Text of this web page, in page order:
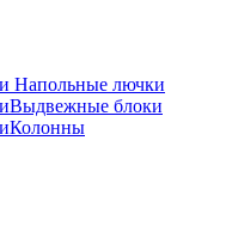
Напольные лючки
Выдвежные блоки
Колонны